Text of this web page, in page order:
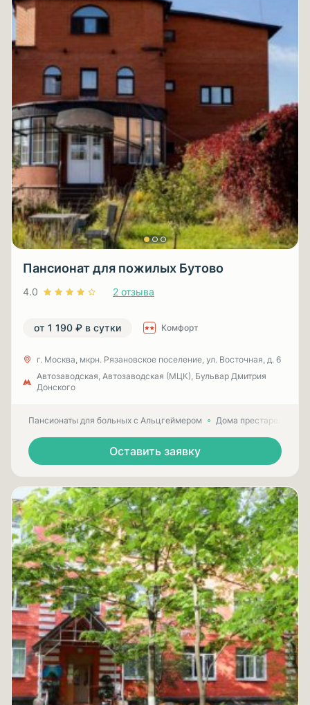
Пансионат для пожилых Бутово
4.0 2 отзыва
от 1 190 ₽ в сутки Комфорт
г. Москва, мкрн. Рязановское поселение, ул. Восточная, д. 6
Автозаводская, Автозаводская (МЦК), Бульвар Дмитрия
Донского
Пансионаты для больных с Альцгеймером Дома престарелых
Оставить заявку